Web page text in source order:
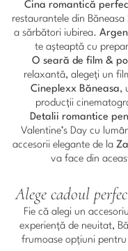
Cina romantică
restaurantele din
a sărbători iubirea.
te așteaptă cu
O seară de film &
relaxantă, alegeți un
Cineplexx Băneasa,
producții
Detalii romantice
Valentine’s Day cu
accesorii elegante de la
va face din
Alege cadoul
Fie că alegi un
experiență de neuitat,
frumoase opțiuni pentru